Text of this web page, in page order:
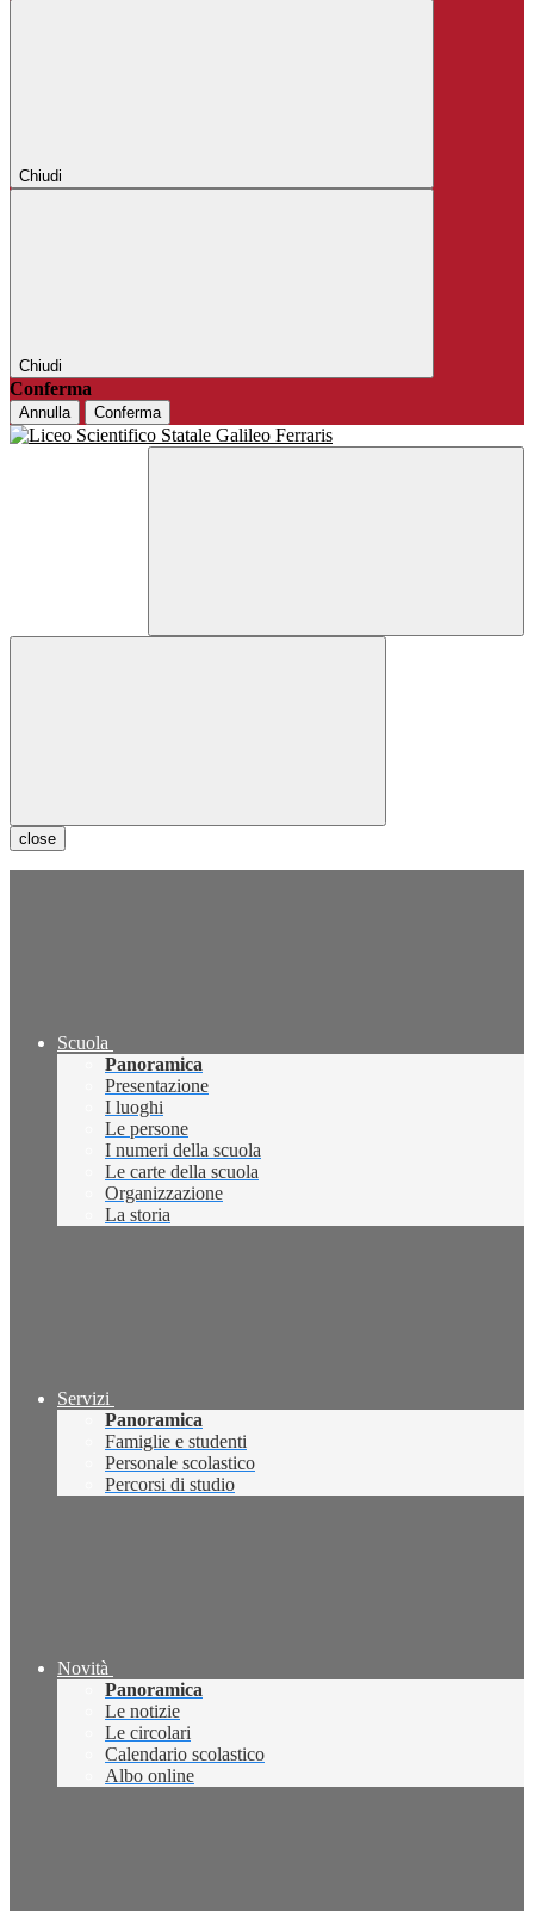
Chiudi
Chiudi
Conferma
Annulla Conferma
close
Scuola
Panoramica
Presentazione
I luoghi
Le persone
I numeri della scuola
Le carte della scuola
Organizzazione
La storia
Servizi
Panoramica
Famiglie e studenti
Personale scolastico
Percorsi di studio
Novità
Panoramica
Le notizie
Le circolari
Calendario scolastico
Albo online